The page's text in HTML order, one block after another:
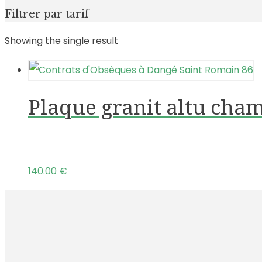
Filtrer par tarif
Showing the single result
Plaque granit altu
140.00 €